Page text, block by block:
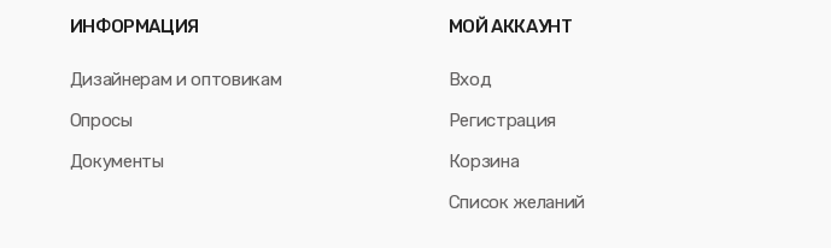
ИНФОРМАЦИЯ
Дизайнерам и оптовикам
Опросы
Документы
МОЙ АККАУНТ
Вход
Регистрация
Корзина
Список желаний